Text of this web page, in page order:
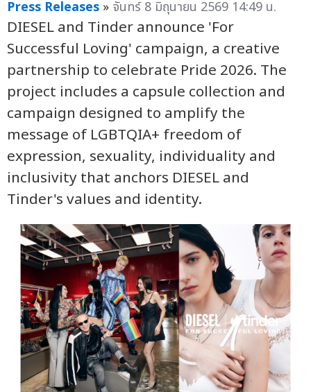
Press Releases » จันทร์ 8 มิถุนายน 2569 14:49 น.
DIESEL and Tinder announce 'For
Successful Loving' campaign, a creative
partnership to celebrate Pride 2026. The
project includes a capsule collection and
campaign designed to amplify the
message of LGBTQIA+ freedom of
expression, sexuality, individuality and
inclusivity that anchors DIESEL and
Tinder's values and identity.